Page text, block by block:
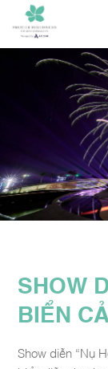
SHOW
BIỂN
Show diễn “Nụ